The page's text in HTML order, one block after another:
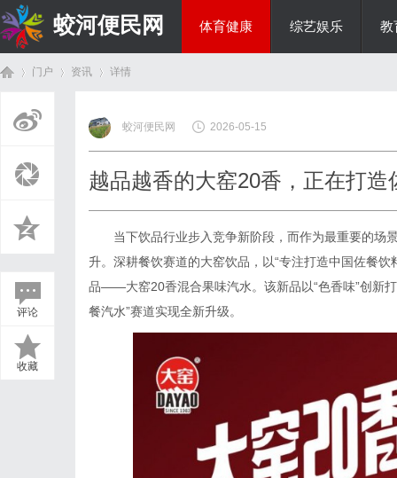
蛟河便民网 体育健康 综艺娱乐 教
门户 资讯
›
详情
评论
收藏
蛟河便民网 2026-05-15
越品越香的大窑20香，正在打造
当下饮品行业步入竞争新阶段，而作为最重要的场
升。深耕餐饮赛道的大窑饮品，以“专注打造中国佐餐
品——大窑20香混合果味汽水。该新品以“色香味”创新
餐汽水”赛道实现全新升级。